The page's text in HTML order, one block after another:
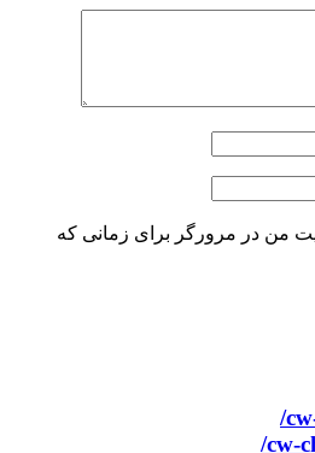
من در مرورگر برای زمانی که